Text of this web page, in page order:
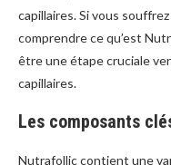
capillaires. Si vous
comprendre ce qu’est
être une étape cruciale
capillaires.
Les composants
Nutrafollic contient une